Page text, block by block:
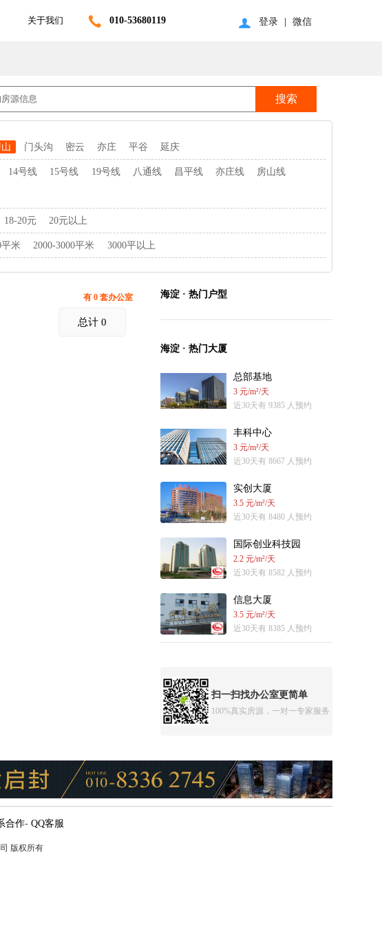
关于我们 010-53680119 登录 微信
门头沟 密云 亦庄 平谷 延庆
14号线 15号线 19号线 八通线 昌平线 亦庄线 房山线
18-20元 20元以上
平米 2000-3000平米 3000平以上
有 0 套办公室
总计 0
海淀 · 热门户型
海淀 · 热门大厦
总部基地
3 元/m²/天
近30天有 9385 人预约
丰科中心
3 元/m²/天
近30天有 8667 人预约
实创大厦
3.5 元/m²/天
近30天有 8480 人预约
国际创业科技园
2.2 元/m²/天
近30天有 8582 人预约
信息大厦
3.5 元/m²/天
近30天有 8385 人预约
扫一扫找办公室更简单
100%真实房源，一对一专家服务
合作- QQ客服
版权所有